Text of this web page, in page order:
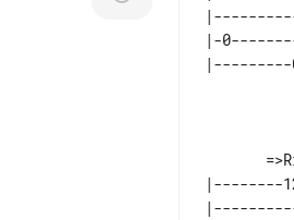
|-
|--------